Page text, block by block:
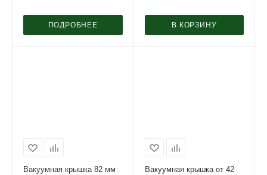
ПОДРОБНЕЕ В КОРЗИНУ
Вакуумная крышка 82 мм
Вакуумная крышка от 42